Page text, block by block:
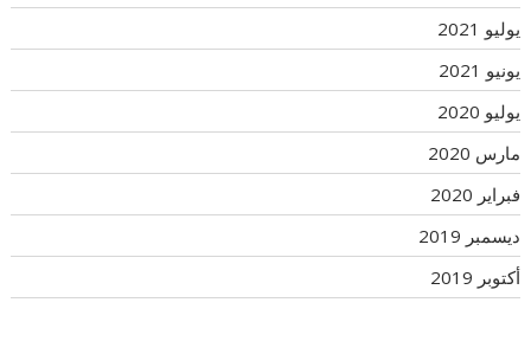
يوليو 2021
يونيو 2021
يوليو 2020
مارس 2020
فبراير 2020
ديسمبر 2019
أكتوبر 2019